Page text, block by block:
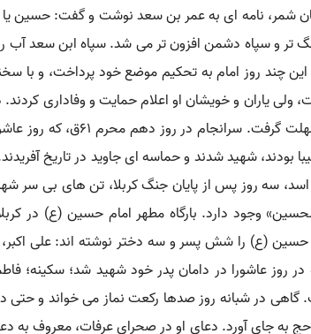
نامه ای به عمر بن سعد نوشت و گفت: حسین یا
تر و سپاه دشمن افزون تر می شد. سپاه ابن سعد آب
چند روز امام به تحکیم موضع خود پرداخت، و با
یاران و خویشان او اعلام حمایت و وفاداری
یا جنگ) از سوی دشمن به امام
بودند، شهید شدند و حماسه ای جاوید در تاریخ
سه روز پس از پایان جنگ کربلا، تن های بی سر
وجود دارد. بارگاه مطهر امام حسین (ع) در
حسین (ع) را شش پسر و سه دختر نوشته اند: علی
روز عاشورا در دامان پدر خود شهید شد؛ سکینه؛
گاهی در شبانه روز صدها رکعت نماز می خواند و
به جای آورد. دعای او در صحرای عرفات، معروف به